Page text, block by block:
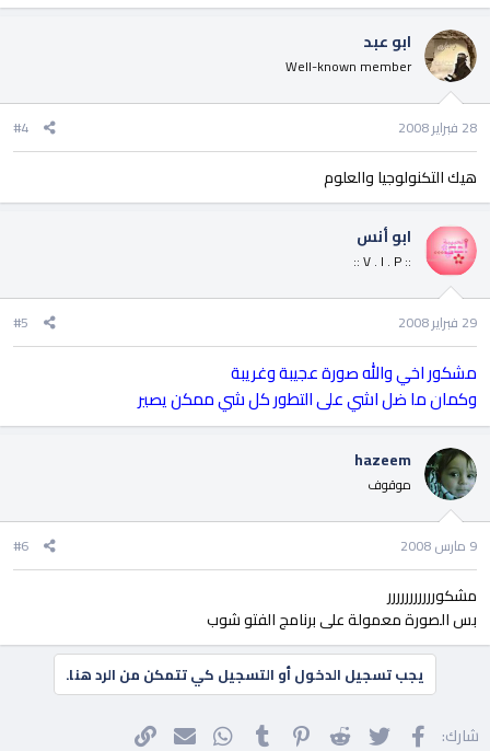
ابو عبد
Well-known member
28 فبراير 2008 #4
هيك التكنولوجيا والعلوم
ابو أنس
:: V . I . P ::
29 فبراير 2008 #5
مشكور اخي والله صورة عجيبة وغريبة
وكمان ما ضل اشي على التطور كل شي ممكن يصير
hazeem
موقوف
9 مارس 2008 #6
مشكوررررررررررر
بس الصورة معمولة على برنامج الفتو شوب
يجب تسجيل الدخول أو التسجيل كي تتمكن من الرد هنا.
شارك: فيسبوك تويتر Reddit
Pinterest
Tumblr
WhatsAppالبريد الإلكتروني